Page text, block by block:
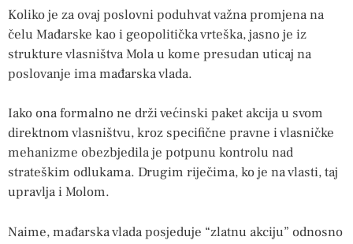
Koliko je za ovaj poslovni poduhvat važna promjena na
čelu Mađarske kao i geopolitička vrteška, jasno je iz
strukture vlasništva Mola u kome presudan uticaj na
poslovanje ima mađarska vlada.
Iako ona formalno ne drži većinski paket akcija u svom
direktnom vlasništvu, kroz specifične pravne i vlasničke
mehanizme obezbjedila je potpunu kontrolu nad
strateškim odlukama. Drugim riječima, ko je na vlasti, taj
upravlja i Molom.
Naime, mađarska vlada posjeduje “zlatnu akciju” odnosno